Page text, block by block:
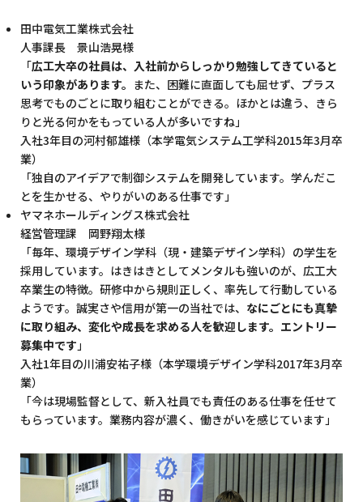
田中電気工業株式会社
人事課長 景山浩晃様
「広工大卒の社員は、入社前からしっかり勉強してきていると
いう印象があります。 また、困難に直面しても屈せず、プラス
思考でものごとに取り組むことができる。ほかとは違う、きら
りと光る何かをもっている人が多いですね」
入社3年目の河村郁雄様（本学電気システム工学科2015年3月卒
業）
「独自のアイデアで制御システムを開発しています。学んだこ
とを生かせる、やりがいのある仕事です」
ヤマネホールディングス株式会社
経営管理課 岡野翔太様
「毎年、環境デザイン学科（現・建築デザイン学科）の学生を
採用しています。はきはきとしてメンタルも強いのが、広工大
卒業生の特徴。研修中から規則正しく、率先して行動している
ようです。誠実さや信用が第一の当社では、 なにごとにも真摯
に取り組み、変化や成長を求める人を歓迎します。エントリー
募集中です」
入社1年目の川浦安祐子様（本学環境デザイン学科2017年3月卒
業）
「今は現場監督として、新入社員でも責任のある仕事を任せて
もらっています。業務内容が濃く、働きがいを感じています」